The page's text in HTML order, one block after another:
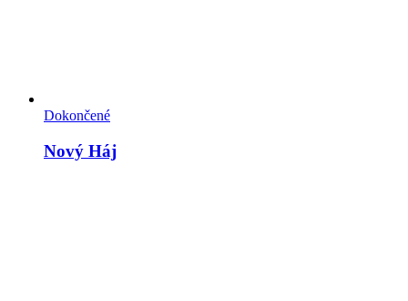
Dokončené
Nový Háj